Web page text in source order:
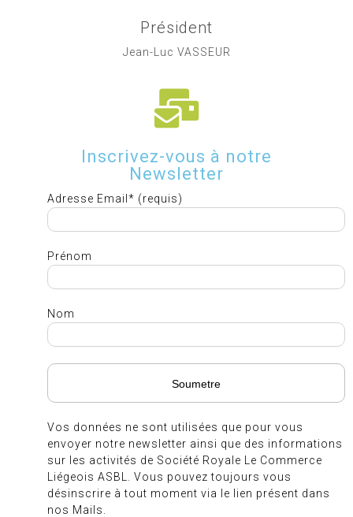
Président
Jean-Luc VASSEUR
Inscrivez-vous à notre
Newsletter
Adresse Email* (requis)
Prénom
Nom
Vos données ne sont utilisées que pour vous
envoyer notre newsletter ainsi que des informations
sur les activités de Société Royale Le Commerce
Liégeois ASBL. Vous pouvez toujours vous
désinscrire à tout moment via le lien présent dans
nos Mails.